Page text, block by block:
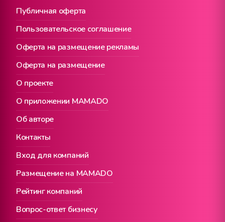
Публичная оферта
О проекте
Вход для компаний
Пользовательское соглашение
О приложении MAMADO
Размещение на MAMADO
Оферта на размещение рекламы
Об авторе
Рейтинг компаний
Оферта на размещение
Контакты
Вопрос-ответ бизнесу